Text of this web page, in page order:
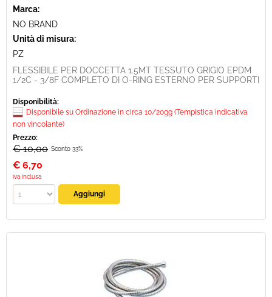
Marca:
NO BRAND
Unità di misura:
PZ
FLESSIBILE PER DOCCETTA 1.5MT TESSUTO GRIGIO EPDM
1/2C - 3/8F COMPLETO DI O-RING ESTERNO PER SUPPORTI
Disponibilità:
Disponibile su Ordinazione in circa 10/20gg (Tempistica indicativa
non vincolante)
Prezzo:
€ 10,00 Sconto 33%
€ 6,70
iva inclusa